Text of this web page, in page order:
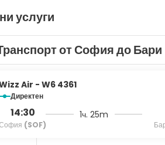
услуги
от София до Бари
Air - W6 4361
Директен
14:30
(SOF)
1ч. 25m